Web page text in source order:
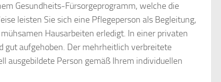
Gesundheits-Fürsorgeprogramm, welche die
leisten Sie sich eine Pflegeperson als Begleitung,
Hausarbeiten erledigt. In einer privaten
gut aufgehoben. Der mehrheitlich verbreitete
ausgebildete Person gemäß Ihrem individuellen